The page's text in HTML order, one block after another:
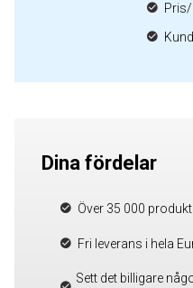
Dina fördelar
Över 35 000
Fri leverans i hela
Sett det billigare